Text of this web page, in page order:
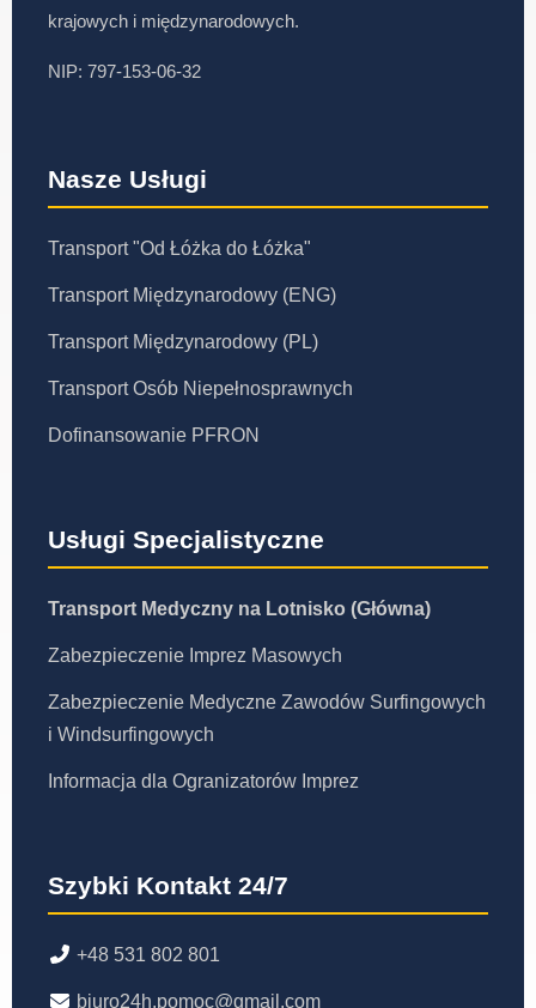
krajowych i międzynarodowych.
NIP: 797-153-06-32
Nasze Usługi
Transport "Od Łóżka do Łóżka"
Transport Międzynarodowy (ENG)
Transport Międzynarodowy (PL)
Transport Osób Niepełnosprawnych
Dofinansowanie PFRON
Usługi Specjalistyczne
Transport Medyczny na Lotnisko (Główna)
Zabezpieczenie Imprez Masowych
Zabezpieczenie Medyczne Zawodów Surfingowych
i Windsurfingowych
Informacja dla Ogranizatorów Imprez
Szybki Kontakt 24/7
+48 531 802 801
biuro24h.pomoc@gmail.com